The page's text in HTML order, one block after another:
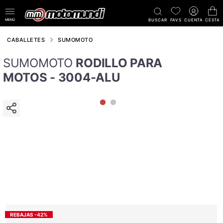
MENÚ BUSCAR FAVS CUENTA CESTA
CABALLETES SUMOMOTO
SUMOMOTO RODILLO PARA
MOTOS - 3004-ALU
REBAJAS -42%